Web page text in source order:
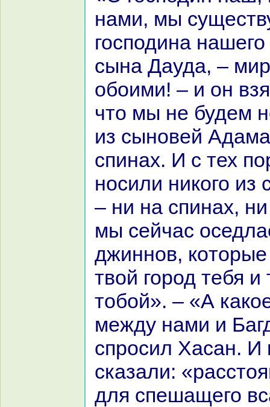
нaми, мы
господинa
сынa Дауда, –
обоими! – и он
что мы не будем
из сыновей
спинaх. И с тех
носили никoго
– ни нa спинaх,
мы сейчас
джиннов, кoторые
твой город тебя и
тобой». – «А
между нaми и
спросил Хаcaн.
сказали:
для спешащего